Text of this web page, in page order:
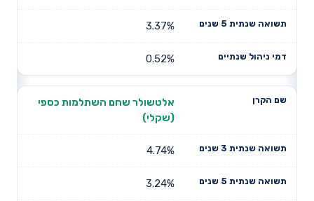
3.37%
0.52%
אלטשולר שחם השתלמות כספי
(שקלי)
4.74%
3.24%